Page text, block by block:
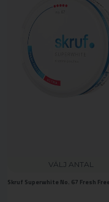
VÄLJ ANTAL